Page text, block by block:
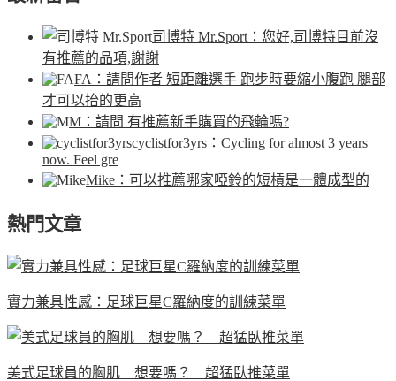
司博特 Mr.Sport ：您好,司博特目前沒
有推薦的品項,謝謝
FA ：請問作者 短距離選手 跑步時要縮小腹跑 腿部
才可以抬的更高
M ：請問 有推薦新手購買的飛輪嗎?
cyclistfor3yrs ：Cycling for almost 3 years
now. Feel gre
Mike ：可以推薦哪家啞鈴的短槓是一體成型的
熱門文章
實力兼具性感：足球巨星C羅納度的訓練菜單
美式足球員的胸肌 想要嗎？ 超猛臥推菜單